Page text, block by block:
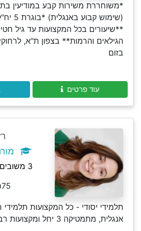
*משוחררת משירות קבע במודיעין
(שימוש
**שיעורים בכל המקצועות עד גיל
הגילאים והרמות** בצפון ת"א,
בזום
עוד פרטים
3 משובים
₪75
תלמידי יסודי - כל המקצועות תלמידי
אנגלית, מתמטיקה 3 יחל ומקצועות רבי מלל.